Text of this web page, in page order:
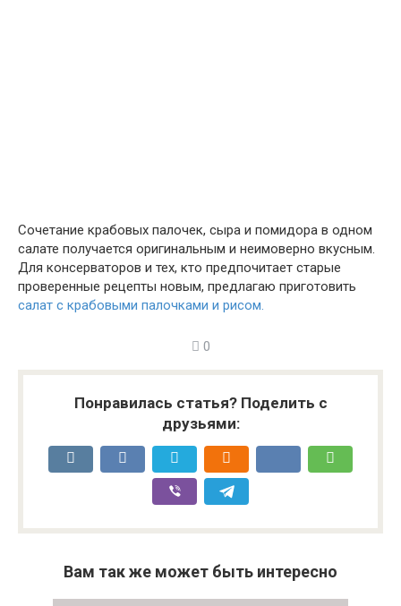
Сочетание крабовых палочек, сыра и помидора в одном
салате получается оригинальным и неимоверно вкусным.
Для консерваторов и тех, кто предпочитает старые
проверенные рецепты новым, предлагаю приготовить
салат с крабовыми палочками и рисом.
0
Понравилась статья? Поделить с
друзьями:
Вам так же может быть интересно